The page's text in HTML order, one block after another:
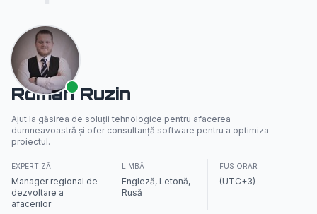
Roman Ruzin
Ajut la găsirea de soluții tehnologice pentru afacerea
dumneavoastră și ofer consultanță software pentru a optimiza
proiectul.
EXPERTIZĂ
Manager regional de
dezvoltare a
afacerilor
LIMBĂ
Engleză, Letonă,
Rusă
FUS ORAR
(UTC+3)